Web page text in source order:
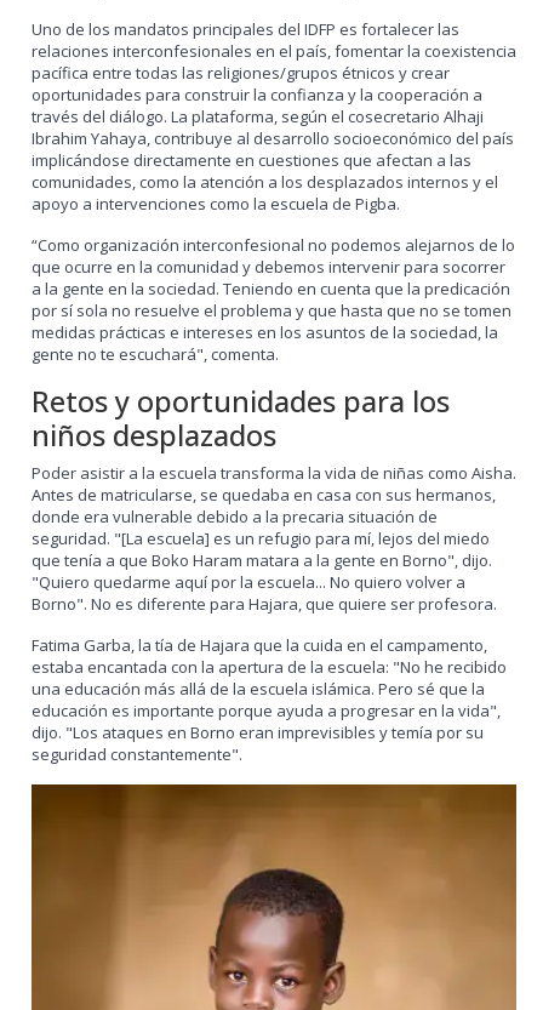
Uno de los mandatos principales del IDFP es fortalecer las
relaciones interconfesionales en el país, fomentar la coexistencia
pacífica entre todas las religiones/grupos étnicos y crear
oportunidades para construir la confianza y la cooperación a
través del diálogo. La plataforma, según el cosecretario Alhaji
Ibrahim Yahaya, contribuye al desarrollo socioeconómico del país
implicándose directamente en cuestiones que afectan a las
comunidades, como la atención a los desplazados internos y el
apoyo a intervenciones como la escuela de Pigba.
“Como organización interconfesional no podemos alejarnos de lo
que ocurre en la comunidad y debemos intervenir para socorrer
a la gente en la sociedad. Teniendo en cuenta que la predicación
por sí sola no resuelve el problema y que hasta que no se tomen
medidas prácticas e intereses en los asuntos de la sociedad, la
gente no te escuchará", comenta.
Retos y oportunidades para los
niños desplazados
Poder asistir a la escuela transforma la vida de niñas como Aisha.
Antes de matricularse, se quedaba en casa con sus hermanos,
donde era vulnerable debido a la precaria situación de
seguridad. "[La escuela] es un refugio para mí, lejos del miedo
que tenía a que Boko Haram matara a la gente en Borno", dijo.
"Quiero quedarme aquí por la escuela... No quiero volver a
Borno". No es diferente para Hajara, que quiere ser profesora.
Fatima Garba, la tía de Hajara que la cuida en el campamento,
estaba encantada con la apertura de la escuela: "No he recibido
una educación más allá de la escuela islámica. Pero sé que la
educación es importante porque ayuda a progresar en la vida",
dijo. "Los ataques en Borno eran imprevisibles y temía por su
seguridad constantemente".